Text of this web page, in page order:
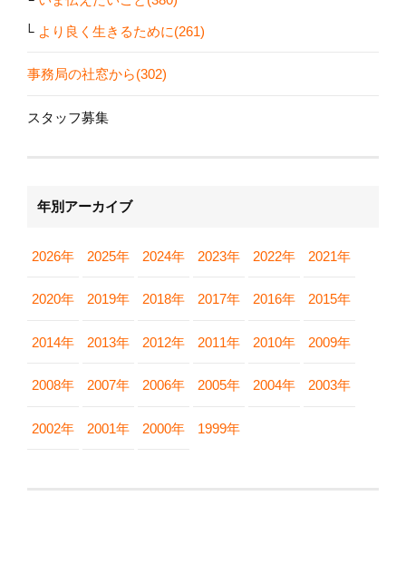
より良く生きるために(261)
事務局の社窓から(302)
スタッフ募集
年別アーカイブ
2026年 2025年 2024年 2023年 2022年 2021年
2020年 2019年 2018年 2017年 2016年 2015年
2014年 2013年 2012年 2011年 2010年 2009年
2008年 2007年 2006年 2005年 2004年 2003年
2002年 2001年 2000年 1999年